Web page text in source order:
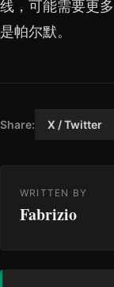
线，可能需要更
是帕尔默。
Share: X / Twitter
WRITTEN BY
Fabrizio